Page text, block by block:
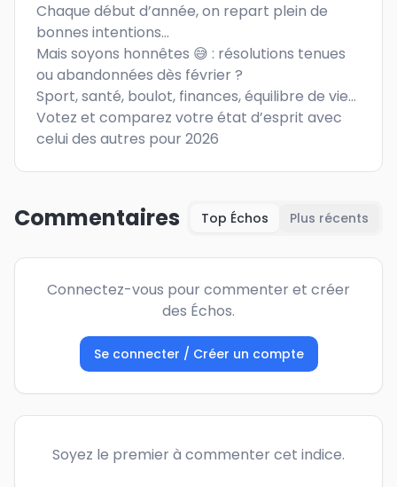
Chaque début d’année, on repart plein de
bonnes intentions…
Mais soyons honnêtes 😅 : résolutions tenues
ou abandonnées dès février ?
Sport, santé, boulot, finances, équilibre de vie…
Votez et comparez votre état d’esprit avec
celui des autres pour 2026
Commentaires Top Échos Plus récents
Connectez-vous pour commenter et créer
des Échos.
Se connecter / Créer un compte
Soyez le premier à commenter cet indice.